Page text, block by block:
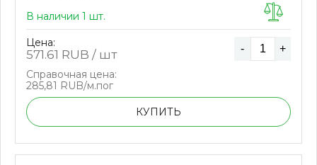
В наличии 1 шт.
Цена:
571.61 RUB / шт - +
Справочная цена:
285,81 RUB/м.пог
КУПИТЬ